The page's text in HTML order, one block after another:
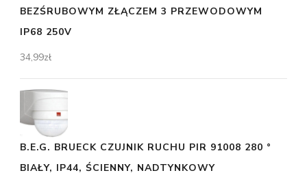
BEZŚRUBOWYM ZŁĄCZEM 3 PRZEWODOWYM
IP68 250V
34,99zł
B.E.G. BRUECK CZUJNIK RUCHU PIR 91008 280 °
BIAŁY, IP44, ŚCIENNY, NADTYNKOWY